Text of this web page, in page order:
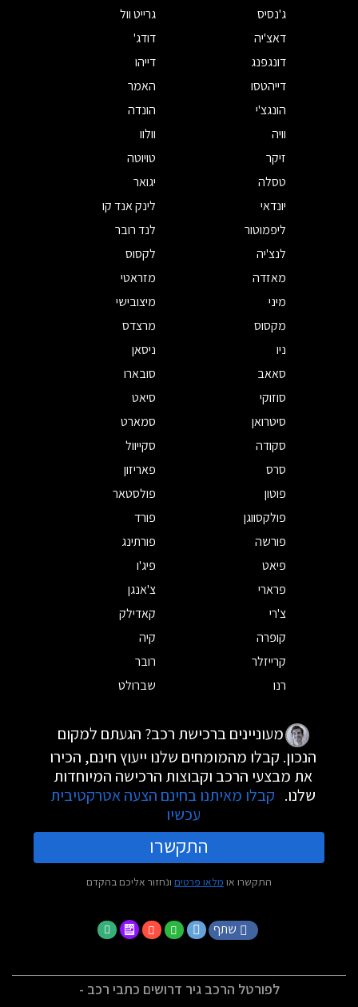
ג'נסיס
גרייט וול
דאצ'יה
דודג'
דונגפנג
דייהו
דייהטסו
האמר
הונגצ'י
הונדה
וויה
וולוו
זיקר
טויוטה
טסלה
יגואר
יונדאי
לינק אנד קו
ליפמוטור
לנד רובר
לנצ'יה
לקסוס
מאזדה
מזראטי
מיני
מיצובישי
מקסוס
מרצדס
ניו
ניסאן
סאאב
סובארו
סוזוקי
סיאט
סיטרואן
סמארט
סקודה
סקייוול
סרס
פאריזון
פוטון
פולסטאר
פולקסווגן
פורד
פורשה
פורתינג
פיאט
פיג'ו
פרארי
צ'אנגן
צ'רי
קאדילק
קופרה
קיה
קרייזלר
רובר
רנו
שברולט
מעוניינים ברכישת רכב? הגעתם למקום
הנכון. קבלו מהמומחים שלנו ייעוץ חינם, הכירו
את מבצעי הרכב וקבוצות הרכישה המיוחדות
שלנו. קבלו מאיתנו בחינם הצעה אטרקטיבית
עכשיו
התקשרו
התקשרו או מלאו פרטים ונחזור אליכם בהקדם
שתף
לפורטל הרכב גיר דרושים כתבי רכב -